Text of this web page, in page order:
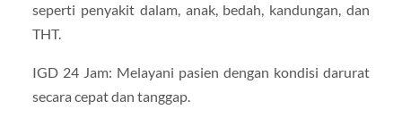
seperti penyakit dalam, anak, bedah, kandungan, dan
THT.
IGD 24 Jam: Melayani pasien dengan kondisi darurat
secara cepat dan tanggap.